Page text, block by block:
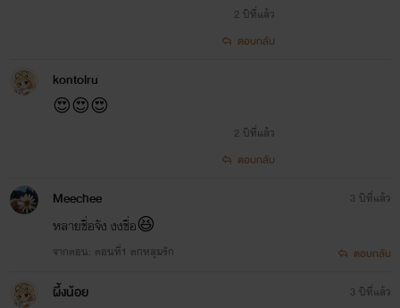
2 ปีที่แล้ว
ตอบกลับ
kontolru
😍😍😍
2 ปีที่แล้ว
ตอบกลับ
Meechee
หลายชื่อจัง งงชื่อ😆
จากตอน: ตอนที่1 ตกหลุมรัก
3 ปีที่แล้ว
ตอบกลับ
ผึ้งน้อย 3 ปีที่แล้ว